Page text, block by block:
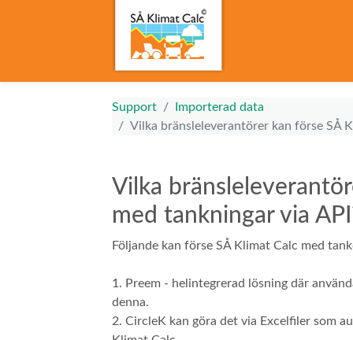
Support
Importerad data
Vilka bränsleleverantörer kan förse SÅ
Vilka
med tankningar via
Följande kan förse SÅ Klimat Calc med
1. Preem - helintegrerad lösning där
denna.
2. CircleK kan göra det via Excelfiler som